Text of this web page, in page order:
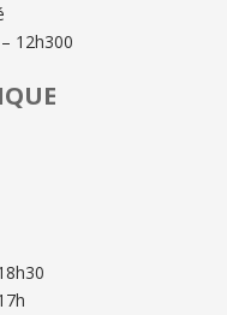
12h300